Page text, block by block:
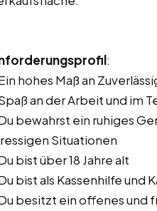
:
hohes Maß an
an der Arbeit und im
bewahrst ein ruhiges
Situationen
bist über 18 Jahre alt
bist als Kassenhilfe
besitzt ein offenes und